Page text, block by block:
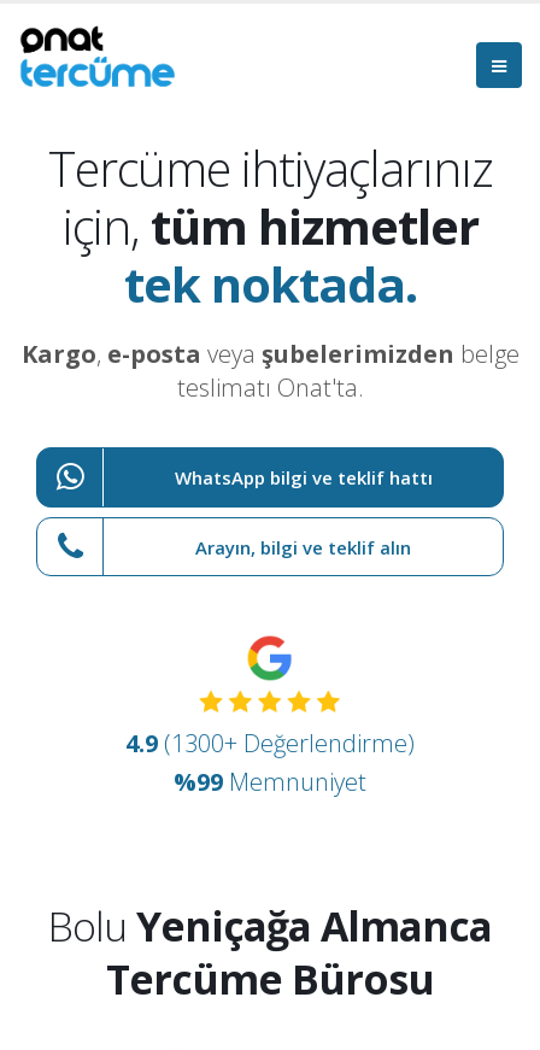
Tercüme ihtiyaçlarınız
için, tüm hizmetler
tek noktada.
Kargo, e-posta veya şubelerimizden belge
teslimatı Onat'ta.
WhatsApp bilgi ve teklif hattı
Arayın, bilgi ve teklif alın
4.9 (1300+ Değerlendirme)
%99 Memnuniyet
Bolu Yeniçağa Almanca
Tercüme Bürosu